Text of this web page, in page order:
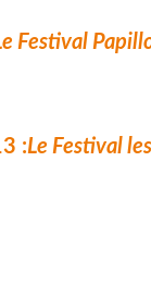
Festival
:Le Festival